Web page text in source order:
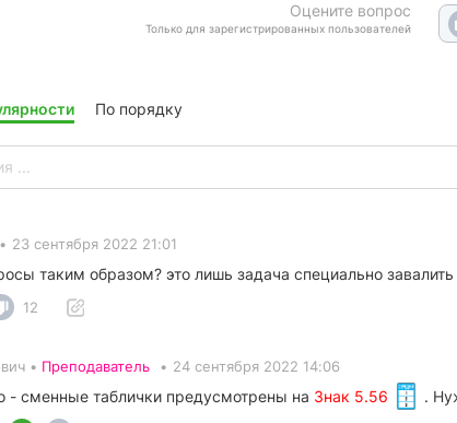
Оцените вопрос
Только для зарегистрированных пользователей
По порядку
• 23 сентября 2022 21:01
таким образом? это лишь задача специально
12
• Преподаватель • 24 сентября 2022 14:06
- сменные таблички предусмотрены на Знак 5.56 .